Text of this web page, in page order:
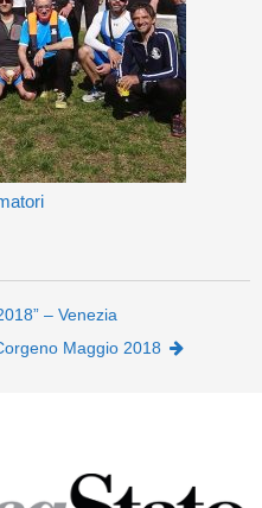
– Venezia
Maggio 2018